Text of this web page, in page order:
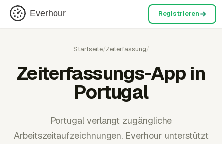
Everhour Registrieren
Startseite/Zeiterfassung/
Zeiterfassungs-App in
Portugal
Portugal verlangt zugängliche
Arbeitszeitaufzeichnungen. Everhour unterstützt